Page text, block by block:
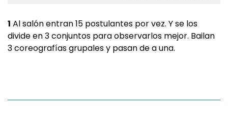
1 Al salón entran 15 postulantes por vez. Y se los
divide en 3 conjuntos para observarlos mejor. Bailan
3 coreografías grupales y pasan de a una.